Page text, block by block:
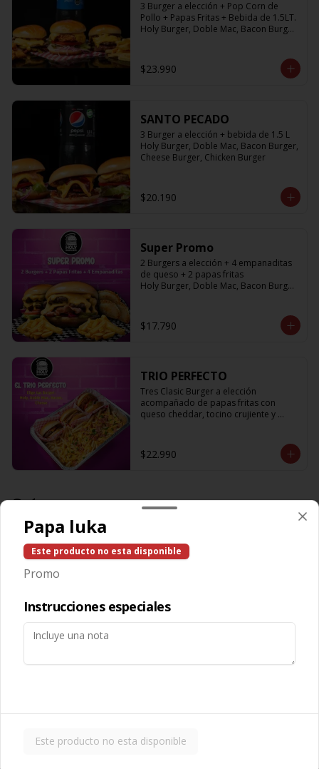
3 Burger a elección + Pop Corn de
Pollo + Papas Fritas + Bebida de 1.5LT.
Holy Burger, Doble Mac, Bacon Burger,
$23.990
SANTO PECADO
3 Burger a elección + bebida de 1.5 L
Holy Burger, Doble Mac, Bacon Burger,
Cheese Burger, Chicken Burger
$20.190
Super Promo
2 Burgers a elección + 4 empanaditas
de queso + 2 papas fritas
Holy Burger, Doble Mac, Bacon Burger,
$17.790
TRIO PERFECTO
Tres Clasic Burger a elección
acompañado de papas fritas con
queso cheddar, tocino crujiente y
Cheese Burger, Chicken Burger
$22.990
Salsas
Salsa Aceituna
Papa luka
Este producto no esta disponible
Promo
Instrucciones especiales
Este producto no esta disponible